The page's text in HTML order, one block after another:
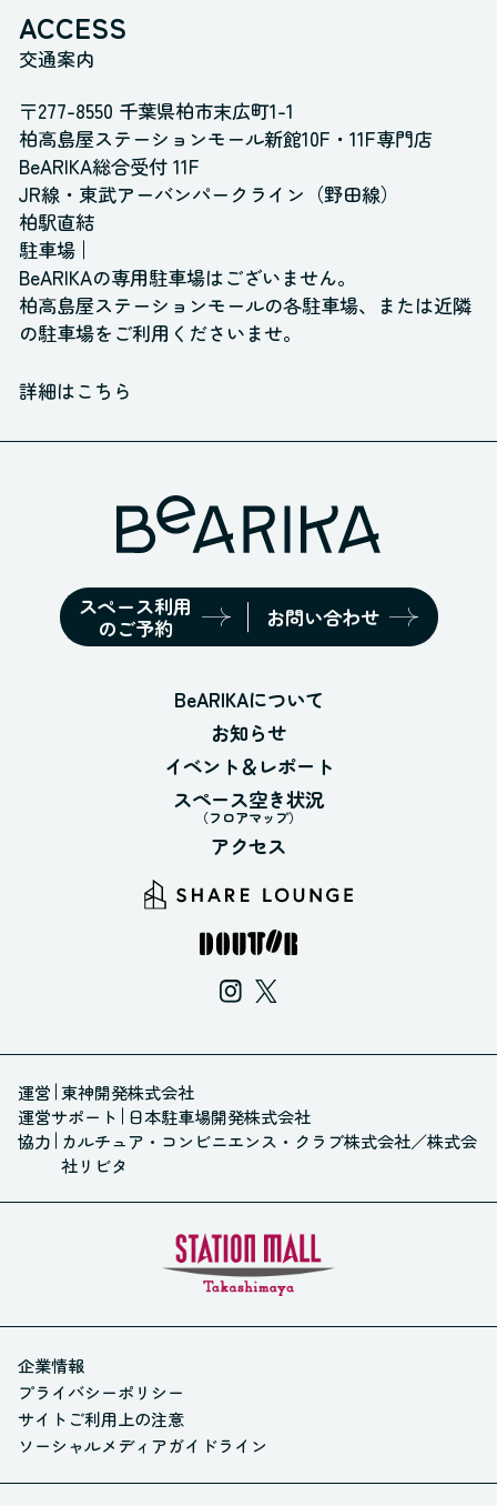
ACCESS
交通案内
〒277-8550 千葉県柏市末広町1-1
柏高島屋ステーションモール新館10F・11F専門店
BeARIKA総合受付 11F
JR線・東武アーバンパークライン（野田線）
柏駅直結
駐車場
BeARIKAの専用駐車場はございません。
柏高島屋ステーションモールの各駐車場、 または近隣
の駐車場をご利用くださいませ。
詳細はこちら
BeARIKAについて
お知らせ
イベント＆レポート
スペース空き状況
（フロアマップ）
アクセス
スペース利用
のご予約
お問い合わせ
運営 東神開発株式会社
運営サポート 日本駐車場開発株式会社
協力 カルチュア・コンビニエンス・クラブ株式会社／株式会
社リビタ
企業情報
プライバシーポリシー
サイトご利用上の注意
ソーシャルメディアガイドライン